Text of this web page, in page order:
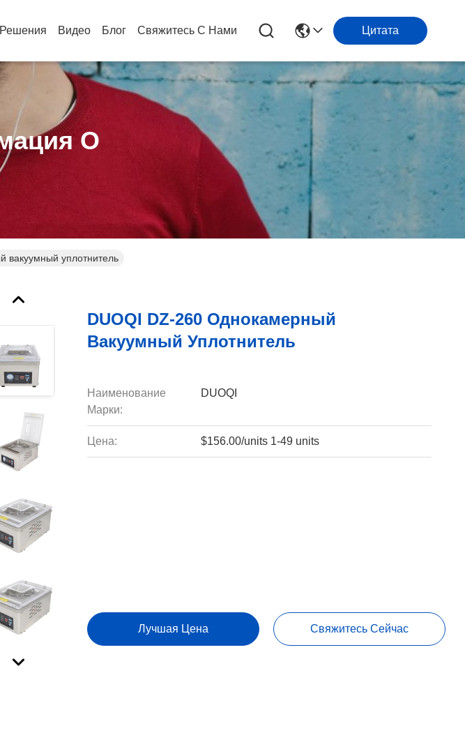
Решения Видео Блог Свяжитесь С Нами Цитата
О
вакуумный уплотнитель
DUOQI DZ-260 Однокамерный
Вакуумный Уплотнитель
Наименование
Марки:
DUOQI
Цена: $156.00/units 1-49 units
Лучшая Цена Свяжитесь Сейчас